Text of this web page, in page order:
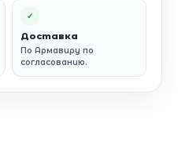
✓
Доставка
По Армавиру по
согласованию.